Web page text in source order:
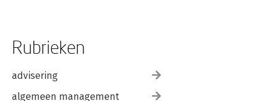
Rubrieken
advisering
algemeen management